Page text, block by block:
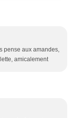
pense aux amandes,
amicalement